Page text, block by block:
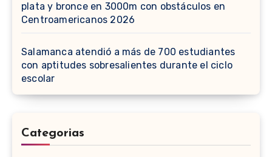
plata y bronce en 3000m con obstáculos en
Centroamericanos 2026
Salamanca atendió a más de 700 estudiantes
con aptitudes sobresalientes durante el ciclo
escolar
Categorias